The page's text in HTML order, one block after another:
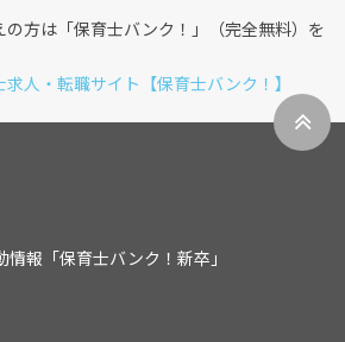
方は「保育士バンク！」（完全無料）を
人・転職サイト【保育士バンク！】
報「保育士バンク！新卒」